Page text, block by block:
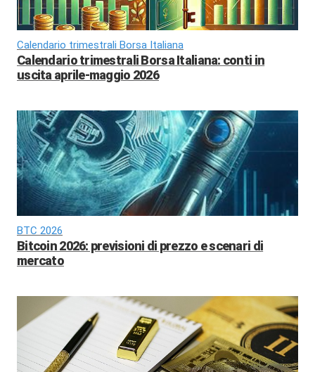
Calendario trimestrali Borsa Italiana
Calendario trimestrali Borsa Italiana: conti in
uscita aprile-maggio 2026
BTC 2026
Bitcoin 2026: previsioni di prezzo e scenari di
mercato